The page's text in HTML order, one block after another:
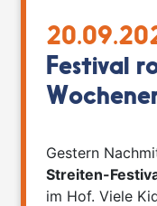
Festival
Gestern
Streiten-
im Hof. Viele